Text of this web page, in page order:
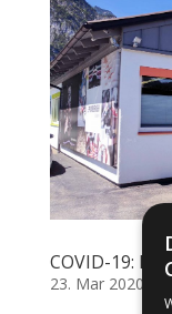
COVID-19:
23. Mar 2020